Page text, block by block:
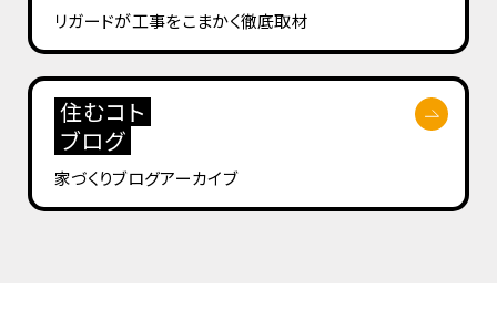
リガードが工事をこまかく徹底取材
住むコト
ブログ
家づくりブログアーカイブ